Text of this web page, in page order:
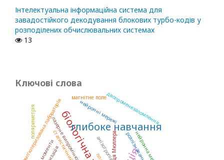
Інтелектуальна інформаційна система для
завадостійкого декодування блокових турбо-кодів у
розподілених обчислювальних системах
13
Ключові слова
глибоке навчання
лазерне випромінювання
комп’ютеризована лабораторія двопроменезаломлення
нейронні мережі
поляриметрія
нейронна мережа
анізотропія
магнітне поле